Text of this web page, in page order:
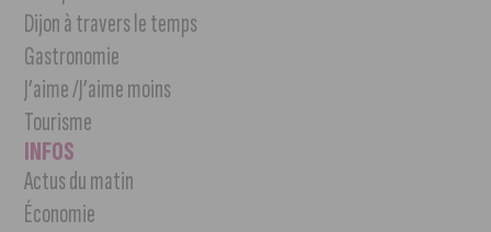
Dijon à travers le temps
Gastronomie
J’aime /J’aime moins
Tourisme
INFOS
Actus du matin
Économie